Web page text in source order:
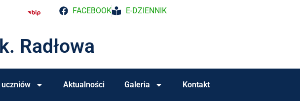
FACEBOOK E-DZIENNIK
Radłowa
uczniów Aktualności Galeria Kontakt